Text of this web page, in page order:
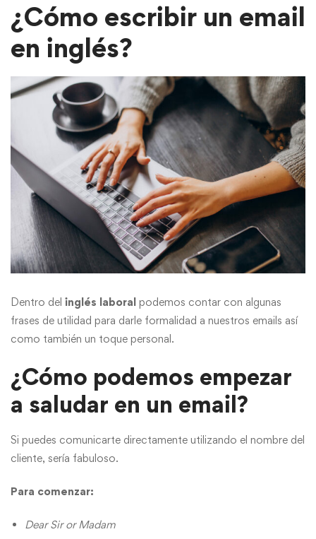
¿Cómo escribir un email
en inglés?
Dentro del inglés laboral podemos contar con algunas
frases de utilidad para darle formalidad a nuestros emails así
como también un toque personal.
¿Cómo podemos empezar
a saludar en un email?
Si puedes comunicarte directamente utilizando el nombre del
cliente, sería fabuloso.
Para comenzar:
Dear Sir or Madam